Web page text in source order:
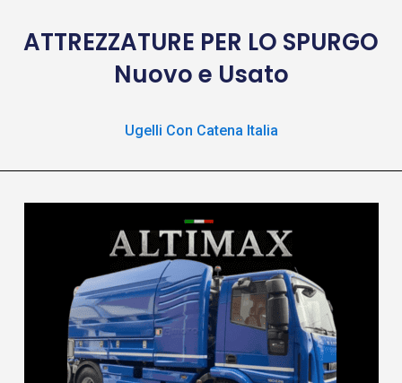
ATTREZZATURE PER LO SPURGO
Nuovo e Usato
Ugelli Con Catena Italia